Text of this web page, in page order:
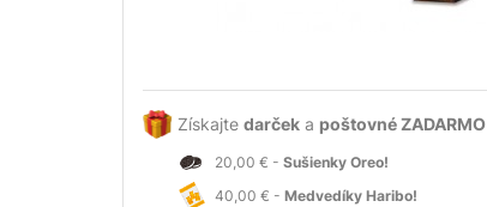
Získajte darček a poštovné ZADARMO
20,00 € - Sušienky Oreo!
40,00 € - Medvedíky Haribo!